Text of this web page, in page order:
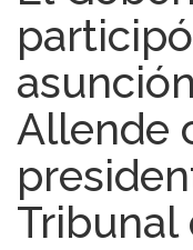
Allende
Tribunal